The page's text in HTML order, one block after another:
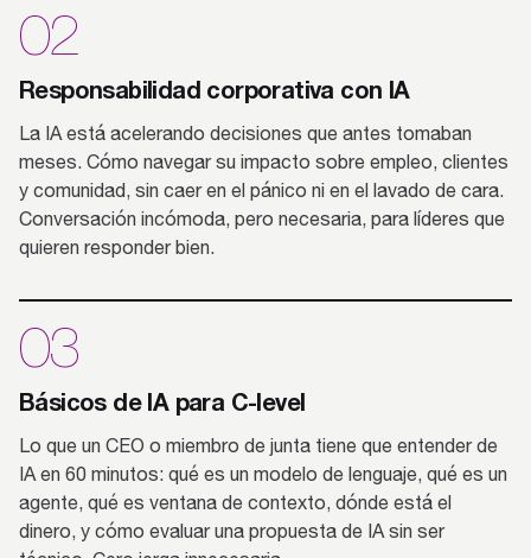
02
Responsabilidad corporativa con IA
La IA está acelerando decisiones que antes tomaban
meses. Cómo navegar su impacto sobre empleo, clientes
y comunidad, sin caer en el pánico ni en el lavado de cara.
Conversación incómoda, pero necesaria, para líderes que
quieren responder bien.
03
Básicos de IA para C-level
Lo que un CEO o miembro de junta tiene que entender de
IA en 60 minutos: qué es un modelo de lenguaje, qué es un
agente, qué es ventana de contexto, dónde está el
dinero, y cómo evaluar una propuesta de IA sin ser